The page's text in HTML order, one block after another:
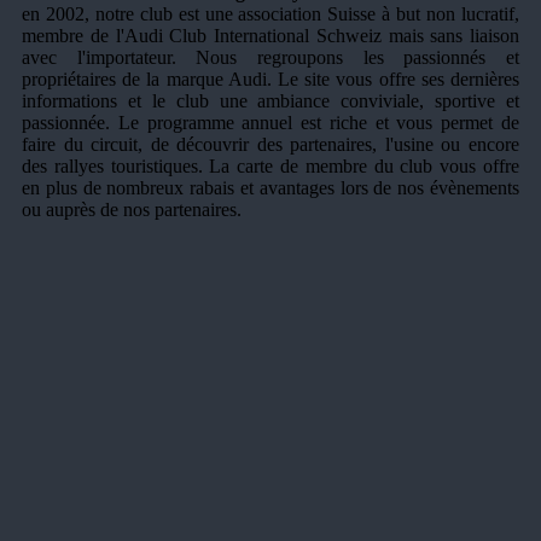
en 2002, notre club est une association Suisse à but non lucratif,
membre de l'Audi Club International Schweiz mais sans liaison
avec l'importateur. Nous regroupons les passionnés et
propriétaires de la marque Audi. Le site vous offre ses dernières
informations et le club une ambiance conviviale, sportive et
passionnée. Le programme annuel est riche et vous permet de
faire du circuit, de découvrir des partenaires, l'usine ou encore
des rallyes touristiques. La carte de membre du club vous offre
en plus de nombreux rabais et avantages lors de nos évènements
ou auprès de nos partenaires.